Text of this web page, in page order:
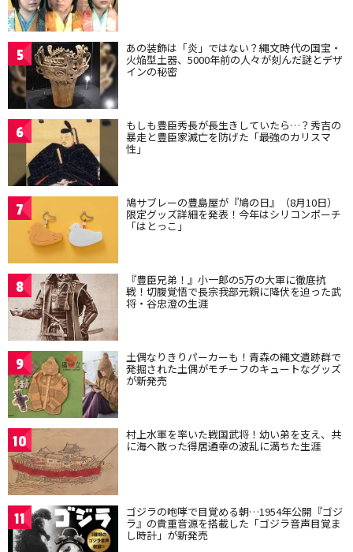
5 あの装飾は「炎」ではない？縄文時代の国宝・
火焔型土器、5000年前の人々が刻んだ謎とデザ
インの秘密
6 もしも豊臣秀長が長生きしていたら…？秀吉の
暴走と豊臣家滅亡を防げた「最強のカリスマ
性」
7 鳩サブレーの豊島屋が『鳩の日』（8月10日）
限定グッズ詳細を発表！今年はシリコンポーチ
「はとっこ」
8 『豊臣兄弟！』小一郎の5万の大軍に徹底抗
戦！切腹覚悟で長宗我部元親に降伏を迫った武
将・谷忠澄の生涯
9 土偶なりきりパーカーも！青森の縄文遺跡群で
発掘された土偶がモチーフのキュートなグッズ
が新発売
10 村上水軍を率いた戦国武将！幼い弟を支え、共
に海へ散った得居通幸の波乱に満ちた生涯
11 ゴジラの咆哮で目覚める朝…1954年公開『ゴジ
ラ』の貴重音源を搭載した「ゴジラ音声目覚ま
し時計」が新発売